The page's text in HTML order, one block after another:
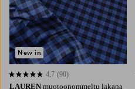
LAUREN muotoonommeltu lakana
4,7 perustuen 90 arvosanaan
4,7 (90)
New in